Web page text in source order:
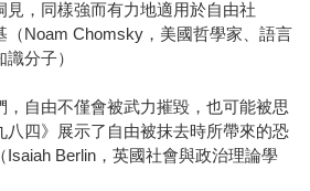
見，同樣強而有力地適用於自由社
Noam Chomsky，美國哲學家、語言
分子）
，自由不僅會被武力摧毀，也可能被思
四》展示了自由被抹去時所帶來的恐
Berlin，英國社會與政治理論學